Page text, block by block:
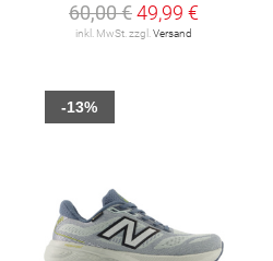
60,00 €49,99 €
inkl. MwSt. zzgl. Versand
-13%